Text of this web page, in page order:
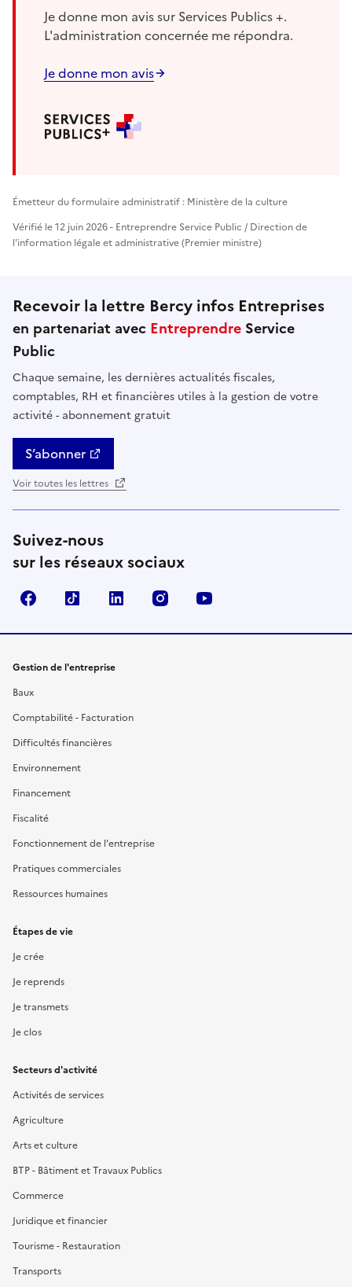
Je donne mon avis sur Services Publics +.
L'administration concernée me répondra.
Je donne mon avis
Émetteur du formulaire administratif : Ministère de la culture
Vérifié le 12 juin 2026 - Entreprendre Service Public / Direction de
l'information légale et administrative (Premier ministre)
Recevoir la lettre Bercy infos Entreprises
en partenariat avec Entreprendre Service
Public
Chaque semaine, les dernières actualités fiscales,
comptables, RH et financières utiles à la gestion de votre
activité - abonnement gratuit
S’abonner
Voir toutes les lettres
Suivez-nous
sur les réseaux sociaux
FacebookTikTok Linkedin Instagram
Gestion de l'entreprise
Baux
Comptabilité - Facturation
Difficultés financières
Environnement
Financement
Fiscalité
Fonctionnement de l'entreprise
Pratiques commerciales
Ressources humaines
Étapes de vie
Je crée
Je reprends
Je transmets
Je clos
Secteurs d'activité
Activités de services
Agriculture
Arts et culture
BTP - Bâtiment et Travaux Publics
Commerce
Juridique et financier
Tourisme - Restauration
Transports